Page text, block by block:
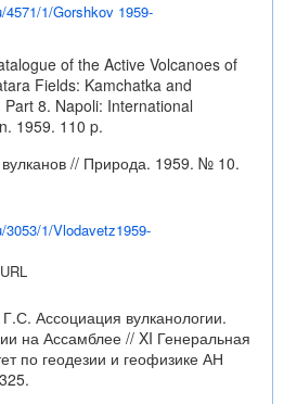
1/Gorshkov 1959-
of the Active Volcanoes of
Fields: Kamchatka and
8. Napoli: International
1959. 110 p.
// Природа. 1959. № 10.
1/Vlodavetz1959-
Ассоциация вулканологии.
на Ассамблее // XI Генеральная
по геодезии и геофизике АН